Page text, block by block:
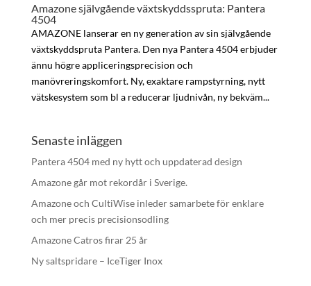
Amazone självgående växtskyddsspruta: Pantera
4504
AMAZONE lanserar en ny generation av sin självgående
växtskyddspruta Pantera. Den nya Pantera 4504 erbjuder
ännu högre appliceringsprecision och
manövreringskomfort. Ny, exaktare rampstyrning, nytt
vätskesystem som bl a reducerar ljudnivån, ny bekväm...
Senaste inläggen
Pantera 4504 med ny hytt och uppdaterad design
Amazone går mot rekordår i Sverige.
Amazone och CultiWise inleder samarbete för enklare
och mer precis precisionsodling
Amazone Catros firar 25 år
Ny saltspridare – IceTiger Inox